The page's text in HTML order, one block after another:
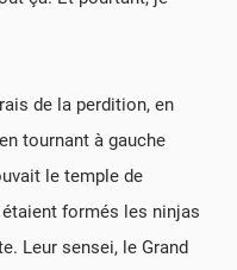
de la perdition, en
tournant à gauche
le temple de
formés les ninjas
Leur sensei, le Grand